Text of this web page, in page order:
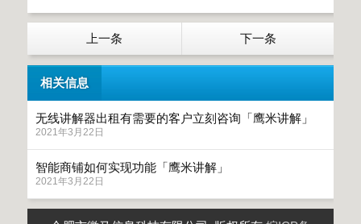
上一条 下一条
相关信息
无线讲解器出租有需要的客户立刻咨询「鹰米讲解」
2021年3月22日
智能商铺如何实现功能「鹰米讲解」
2021年3月22日